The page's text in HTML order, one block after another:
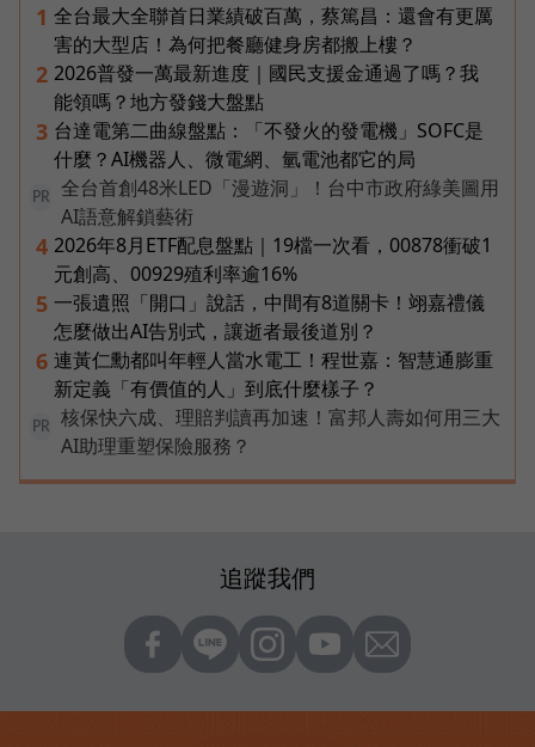
1 全台最大全聯首日業績破百萬，蔡篤昌：還會有更厲
害的大型店！為何把餐廳健身房都搬上樓？
2 2026普發一萬最新進度｜國民支援金通過了嗎？我
能領嗎？地方發錢大盤點
3 台達電第二曲線盤點：「不發火的發電機」SOFC是
什麼？AI機器人、微電網、氫電池都它的局
PR
全台首創48米LED「漫遊洞」！台中市政府綠美圖用
AI語意解鎖藝術
4 2026年8月ETF配息盤點｜19檔一次看，00878衝破1
元創高、00929殖利率逾16%
5 一張遺照「開口」說話，中間有8道關卡！翊嘉禮儀
怎麼做出AI告別式，讓逝者最後道別？
6 連黃仁勳都叫年輕人當水電工！程世嘉：智慧通膨重
新定義「有價值的人」到底什麼樣子？
PR
核保快六成、理賠判讀再加速！富邦人壽如何用三大
AI助理重塑保險服務？
追蹤我們